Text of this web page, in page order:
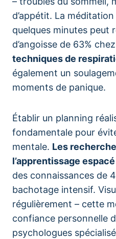
d’appétit. La
quelques minutes peut
d’angoisse de 63%
techniques de
également un
moments de panique.
Établir un planning
fondamentale pour
mentale. Les
l’apprentissage espacé
des connaissances de
bachotage intensif.
régulièrement – cette
confiance personnelle
psychologues